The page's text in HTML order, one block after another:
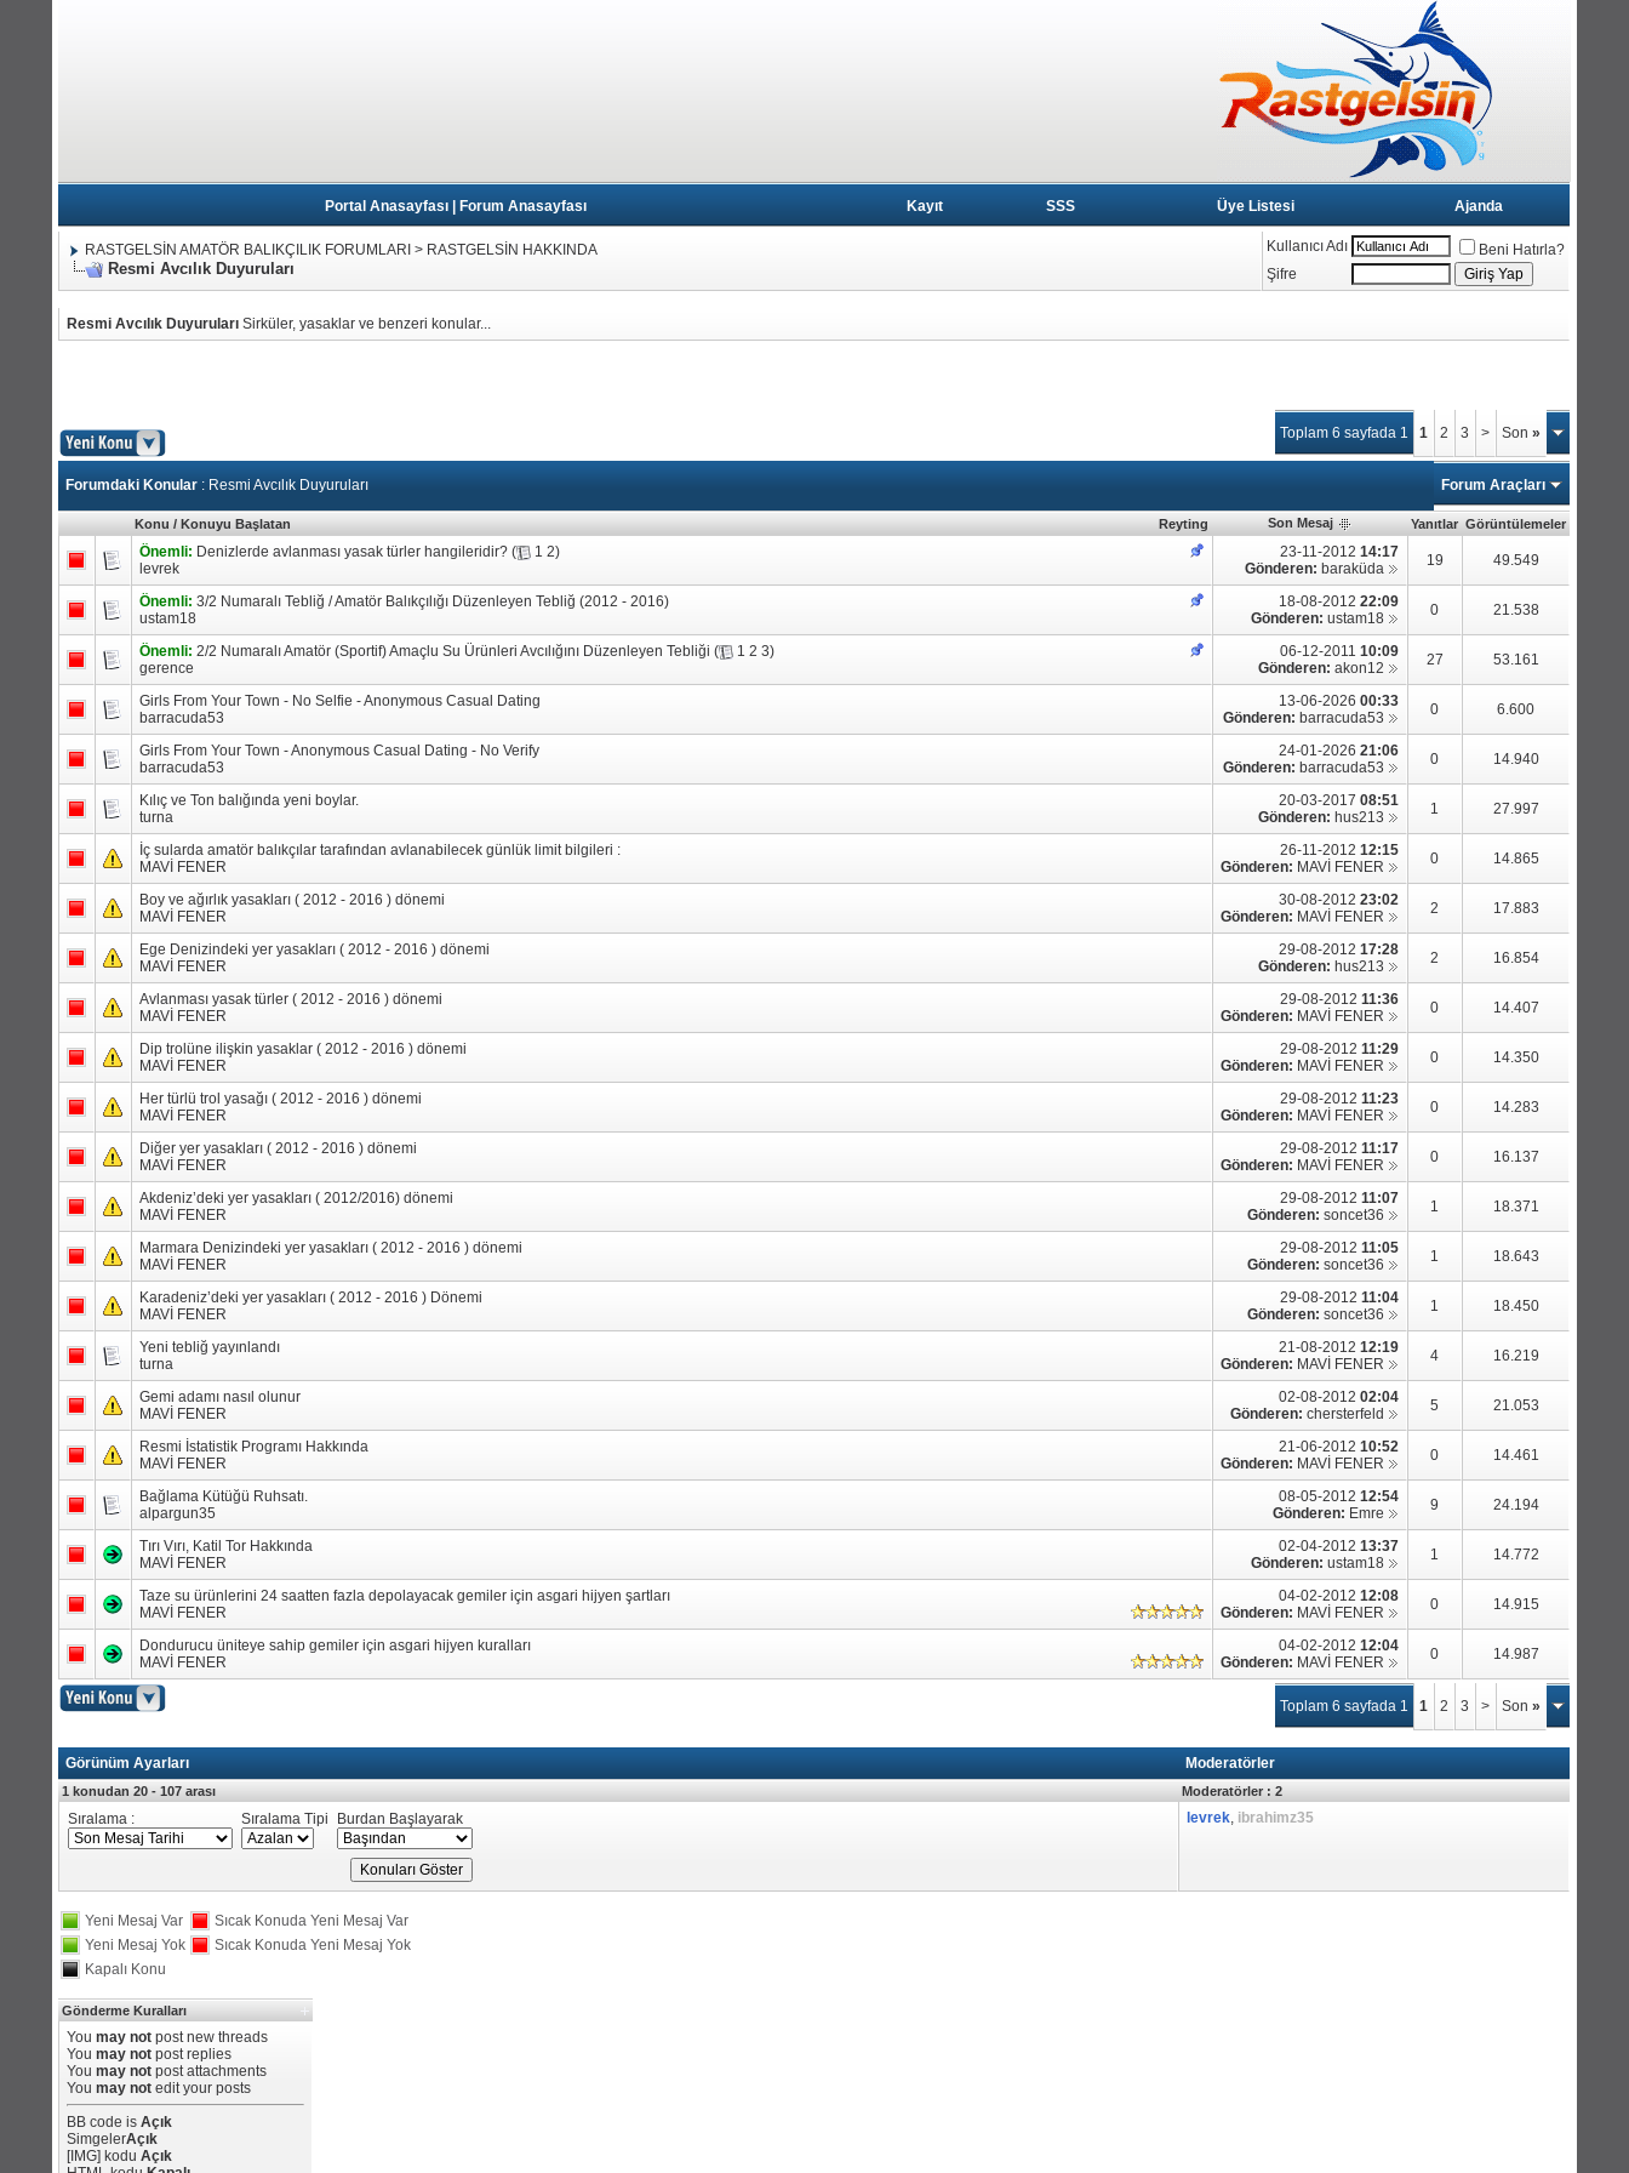
Portal Anasayfası| Forum Anasayfası Kayıt SSS Üye Listesi Ajanda
RASTGELSİN AMATÖR BALIKÇILIK FORUMLARI > RASTGELSİN HAKKINDA
Resmi Avcılık Duyuruları
Kullanıcı Adı
Beni Hatırla?
Şifre
Resmi Avcılık Duyuruları Sirküler, yasaklar ve benzeri konular...
Toplam 6 sayfada 1 1 2 3 > Son»
Forumdaki Konular : Resmi Avcılık Duyuruları Forum Araçları
Reyting
Konu /Konuyu Başlatan Son Mesaj Yanıtlar Görüntülemeler
Önemli: Denizlerde avlanması yasak türler hangileridir? ( 1 2)
levrek
23-11-201214:17
Gönderen: baraküda 19 49.549
Önemli: 3/2 Numaralı Tebliğ / Amatör Balıkçılığı Düzenleyen Tebliğ (2012 - 2016)
ustam18
18-08-201222:09
Gönderen: ustam18 0 21.538
Önemli: 2/2 Numaralı Amatör (Sportif) Amaçlu Su Ürünleri Avcılığını Düzenleyen Tebliği ( 1 2 3)
gerence
06-12-201110:09
Gönderen: akon12 27 53.161
Girls From Your Town - No Selfie - Anonymous Casual Dating
barracuda53
13-06-202600:33
Gönderen: barracuda53 0 6.600
Girls From Your Town - Anonymous Casual Dating - No Verify
barracuda53
24-01-202621:06
Gönderen: barracuda53 0 14.940
Kılıç ve Ton balığında yeni boylar.
turna
20-03-201708:51
Gönderen: hus213 1 27.997
İç sularda amatör balıkçılar tarafından avlanabilecek günlük limit bilgileri :
MAVİ FENER
26-11-201212:15
Gönderen: MAVİ FENER 0 14.865
Boy ve ağırlık yasakları ( 2012 - 2016 ) dönemi
MAVİ FENER
30-08-201223:02
Gönderen: MAVİ FENER 2 17.883
Ege Denizindeki yer yasakları ( 2012 - 2016 ) dönemi
MAVİ FENER
29-08-201217:28
Gönderen: hus213 2 16.854
Avlanması yasak türler ( 2012 - 2016 ) dönemi
MAVİ FENER
29-08-201211:36
Gönderen: MAVİ FENER 0 14.407
Dip trolüne ilişkin yasaklar ( 2012 - 2016 ) dönemi
MAVİ FENER
29-08-201211:29
Gönderen: MAVİ FENER 0 14.350
Her türlü trol yasağı ( 2012 - 2016 ) dönemi
MAVİ FENER
29-08-201211:23
Gönderen: MAVİ FENER 0 14.283
Diğer yer yasakları ( 2012 - 2016 ) dönemi
MAVİ FENER
29-08-201211:17
Gönderen: MAVİ FENER 0 16.137
Akdeniz’deki yer yasakları ( 2012/2016) dönemi
MAVİ FENER
29-08-201211:07
Gönderen: soncet36 1 18.371
Marmara Denizindeki yer yasakları ( 2012 - 2016 ) dönemi
MAVİ FENER
29-08-201211:05
Gönderen: soncet36 1 18.643
Karadeniz’deki yer yasakları ( 2012 - 2016 ) Dönemi
MAVİ FENER
29-08-201211:04
Gönderen: soncet36 1 18.450
Yeni tebliğ yayınlandı
turna
21-08-201212:19
Gönderen: MAVİ FENER 4 16.219
Gemi adamı nasıl olunur
MAVİ FENER
02-08-201202:04
Gönderen: chersterfeld 5 21.053
Resmi İstatistik Programı Hakkında
MAVİ FENER
21-06-201210:52
Gönderen: MAVİ FENER 0 14.461
Bağlama Kütüğü Ruhsatı.
alpargun35
08-05-201212:54
Gönderen: Emre 9 24.194
Tırı Vırı, Katil Tor Hakkında
MAVİ FENER
02-04-201213:37
Gönderen: ustam18 1 14.772
Taze su ürünlerini 24 saatten fazla depolayacak gemiler için asgari hijyen şartları
MAVİ FENER
04-02-201212:08
Gönderen: MAVİ FENER 0 14.915
Dondurucu üniteye sahip gemiler için asgari hijyen kuralları
MAVİ FENER
04-02-201212:04
Gönderen: MAVİ FENER 0 14.987
Toplam 6 sayfada 1 1 2 3 > Son»
Görünüm Ayarları Moderatörler
1 konudan 20 - 107 arası Moderatörler : 2
Sıralama : Sıralama Tipi Burdan Başlayarak levrek, ibrahimz35
Yeni Mesaj Var
Sıcak Konuda Yeni Mesaj Var
Yeni Mesaj Yok
Sıcak Konuda Yeni Mesaj Yok
Kapalı Konu
Gönderme Kuralları
Youmay not post new threads
Youmay not post replies
Youmay not post attachments
Youmay not edit your posts
BB code isAçık
SimgelerAçık
[IMG] koduAçık